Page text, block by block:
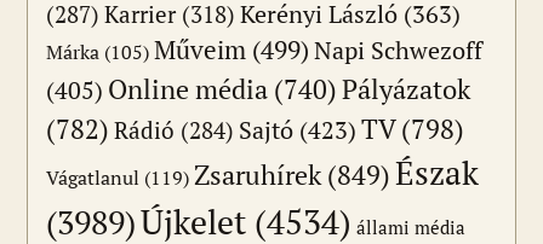
(287) Karrier(318) Kerényi László (363)
Márka (105) Műveim (499)Napi Schwezoff
(405) Online média (740)Pályázatok
(782) Rádió (284) Sajtó (423)TV(798)
Vágatlanul (119) Zsaruhírek (849)Észak
(3989)Újkelet (4534) állami média